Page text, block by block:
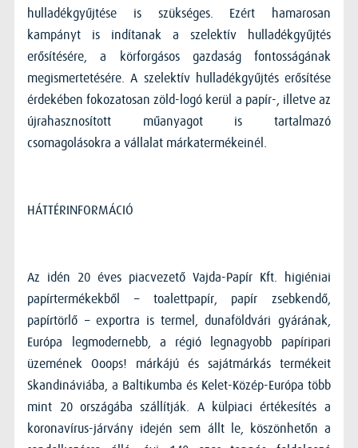
hulladékgyűjtése is szükséges. Ezért hamarosan
kampányt is indítanak a szelektív hulladékgyűjtés
erősítésére, a körforgásos gazdaság fontosságának
megismertetésére. A szelektív hulladékgyűjtés erősítése
érdekében fokozatosan zöld-logó kerül a papír-, illetve az
újrahasznosított műanyagot is tartalmazó
csomagolásokra a vállalat márkatermékeinél.
HÁTTÉRINFORMÁCIÓ
Az idén 20 éves piacvezető Vajda-Papír Kft. higiéniai
papírtermékekből – toalettpapír, papír zsebkendő,
papírtörlő – exportra is termel, dunaföldvári gyárának,
Európa legmodernebb, a régió legnagyobb papíripari
üzemének Ooops! márkájú és sajátmárkás termékeit
Skandináviába, a Baltikumba és Kelet-Közép-Európa több
mint 20 országába szállítják. A külpiaci értékesítés a
koronavírus-járvány idején sem állt le, köszönhetőn a